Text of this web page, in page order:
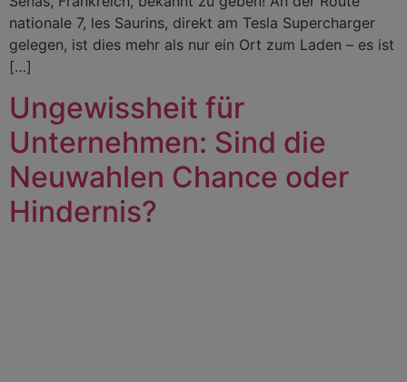
nationale 7, les Saurins, direkt am Tesla Supercharger
gelegen, ist dies mehr als nur ein Ort zum Laden – es ist
[…]
Ungewissheit für
Unternehmen: Sind die
Neuwahlen Chance oder
Hindernis?